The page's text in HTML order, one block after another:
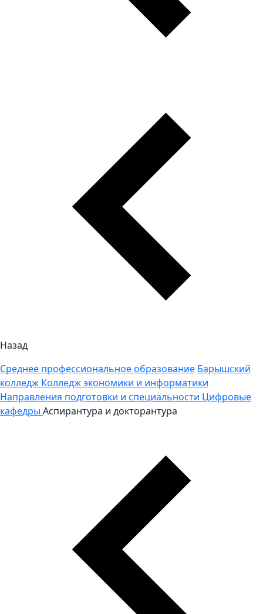
Назад
Среднее профессиональное образование Барышский
колледж Колледж экономики и информатики
Направления подготовки и специальности Цифровые
кафедры Аспирантура и докторантура